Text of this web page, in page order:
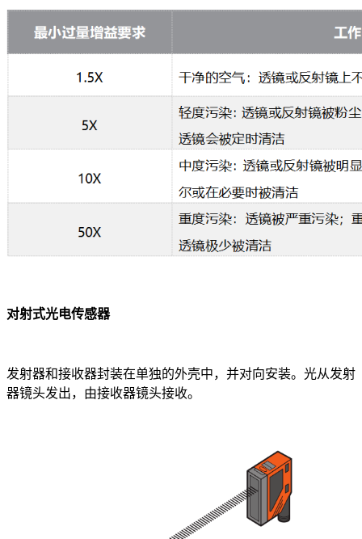
对射式光电传感器
发射器和接收器封装在单独的外壳中，并对向安装。光从发射
器镜头发出，由接收器镜头接收。